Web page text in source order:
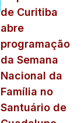
de Curitiba
abre
programação
da Semana
Nacional da
Família no
Santuário de